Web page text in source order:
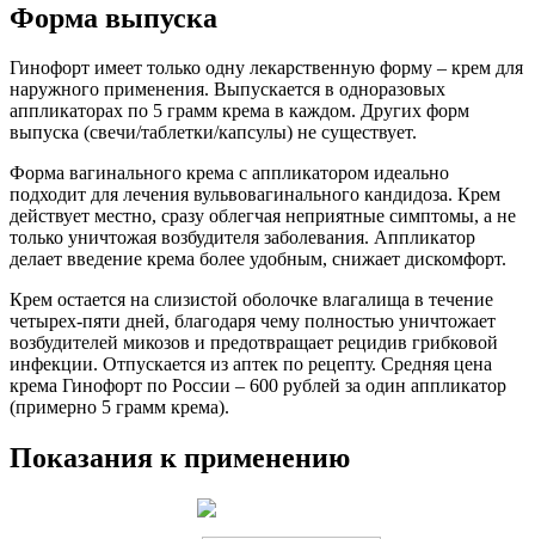
Форма выпуска
Гинофорт имеет только одну лекарственную форму – крем для
наружного применения. Выпускается в одноразовых
аппликаторах по 5 грамм крема в каждом. Других форм
выпуска (свечи/таблетки/капсулы) не существует.
Форма вагинального крема с аппликатором идеально
подходит для лечения вульвовагинального кандидоза. Крем
действует местно, сразу облегчая неприятные симптомы, а не
только уничтожая возбудителя заболевания. Аппликатор
делает введение крема более удобным, снижает дискомфорт.
Крем остается на слизистой оболочке влагалища в течение
четырех-пяти дней, благодаря чему полностью уничтожает
возбудителей микозов и предотвращает рецидив грибковой
инфекции. Отпускается из аптек по рецепту. Средняя цена
крема Гинофорт по России – 600 рублей за один аппликатор
(примерно 5 грамм крема).
Показания к применению